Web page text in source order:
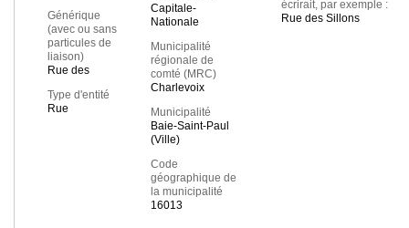
Générique
(avec ou sans
particules de
liaison)
Rue des
Type d'entité
Rue
Capitale-
Nationale
Municipalité
régionale de
comté (MRC)
Charlevoix
Municipalité
Baie-Saint-Paul
(Ville)
Code
géographique de
la municipalité
16013
écrirait, par exemple :
Rue des Sillons